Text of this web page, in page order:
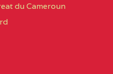
PRIVE LAIC
MICHEL
du Cameroun